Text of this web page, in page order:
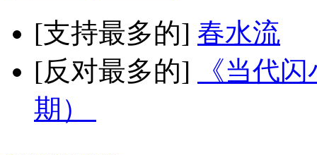
[支持最多的] 春水流
[反对最多的]
《当代
期）